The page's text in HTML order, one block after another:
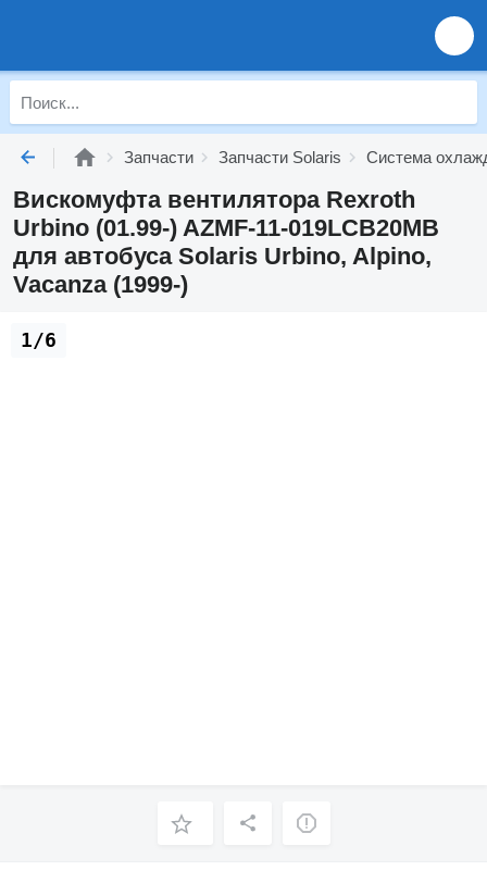
Запчасти Запчасти Solaris Система
Вискомуфта вентилятора Rexroth
Urbino (01.99-) AZMF-11-019LCB20MB
для автобуса Solaris Urbino, Alpino,
Vacanza (1999-)
1/6